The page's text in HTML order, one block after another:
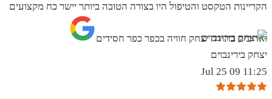
הקריינות הטקסט והטיפול היו בצורה הטובה ביותר יישר כח מקצועים
ואדיבים בתודה יצחק חוויה בכפר כפר חסידים
יצחק בירינבוים
11:25 09 Jul 25